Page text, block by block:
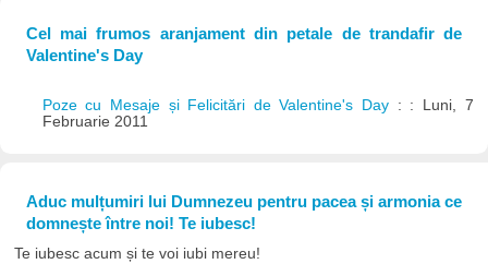
Cel mai frumos aranjament din petale de trandafir de
Valentine's Day
Poze cu Mesaje și Felicitări de Valentine's Day : : Luni, 7
Februarie 2011
Aduc mulțumiri lui Dumnezeu pentru pacea și armonia ce
domnește între noi! Te iubesc!
Te iubesc acum și te voi iubi mereu!